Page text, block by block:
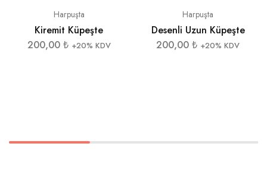
Harpuşta
Kiremit Küpeşte
200,00 ₺ +20% KDV
Harpuşta
Desenli Uzun Küpeşte
200,00₺ +20% KDV